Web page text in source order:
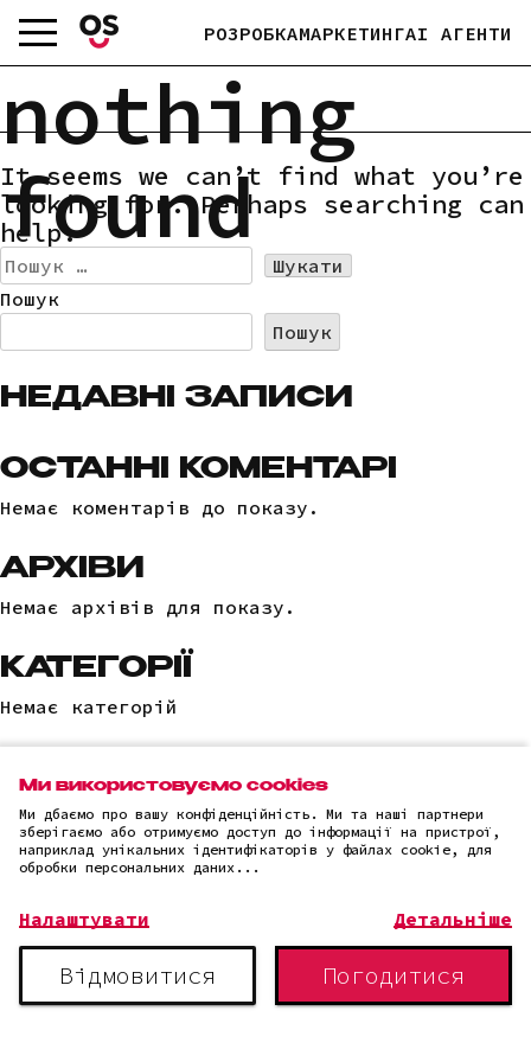
Skip
to
content
РОЗРОБКАМАРКЕТИНГAI АГЕНТИ
nothing
found
It seems we can’t find what you’re
looking for. Perhaps searching can
help.
Пошук:
Пошук
Пошук
НЕДАВНІ ЗАПИСИ
ОСТАННІ КОМЕНТАРІ
Немає коментарів до показу.
АРХІВИ
Немає архівів для показу.
КАТЕГОРІЇ
Немає категорій
(c)2025 "LLC "AI IT SOLUTION"
Політика конфіденційності
Ми використовуємо cookies
Ми дбаємо про вашу конфіденційність. Ми та наші партнери
зберігаємо або отримуємо доступ до інформації на пристрої,
наприклад унікальних ідентифікаторів у файлах cookie, для
обробки персональних даних...
Налаштувати Детальніше
Погодитися
Відмовитися